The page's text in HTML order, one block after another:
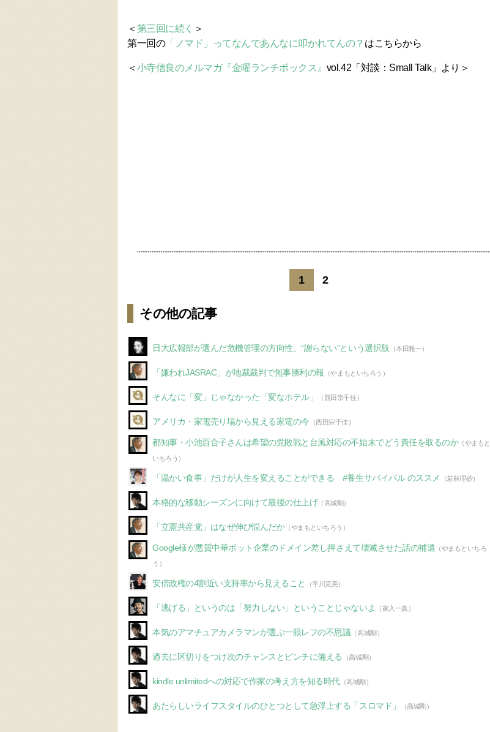
＜ 第三回に続く ＞
第一回の「ノマド」ってなんであんなに叩かれてんの？ はこちらから
＜ 小寺信良のメルマガ『金曜ランチボックス』 vol.42「対談：Small Talk」より＞
1 2
その他の記事
日大広報部が選んだ危機管理の方向性。“謝らない”という選択肢 （本田雅一）
「嫌われJASRAC」が地裁裁判で無事勝利の報 （やまもといちろう）
そんなに「変」じゃなかった「変なホテル」 （西田宗千佳）
アメリカ・家電売り場から見える家電の今 （西田宗千佳）
都知事・小池百合子さんは希望の党敗戦と台風対応の不始末でどう責任を取るのか（やまもと
いちろう）
「温かい食事」だけが人生を変えることができる #養生サバイバル のススメ （若林理砂）
本格的な移動シーズンに向けて最後の仕上げ （高城剛）
「立憲共産党」はなぜ伸び悩んだか（やまもといちろう）
Google様が悪質中華ボット企業のドメイン差し押さえて壊滅させた話の補遺 （やまもといちろ
う）
安倍政権の4割近い支持率から見えること （平川克美）
「逃げる」というのは「努力しない」ということじゃないよ （家入一真）
本気のアマチュアカメラマンが選ぶ一眼レフの不思議 （高城剛）
過去に区切りをつけ次のチャンスとピンチに備える （高城剛）
kindle unlimitedへの対応で作家の考え方を知る時代（高城剛）
あたらしいライフスタイルのひとつとして急浮上する「スロマド」 （高城剛）